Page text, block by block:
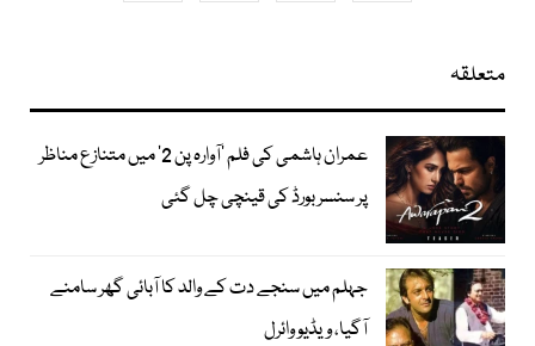
متعلقہ
عمران ہاشمی کی فلم ’آوارہ پن 2‘ میں متنازع مناظر
پر سنسر بورڈ کی قینچی چل گئی
جہلم میں سنجے دت کے والد کا آبائی گھر سامنے
آگیا، ویڈیو وائرل